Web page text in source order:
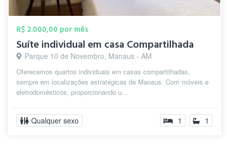
R$ 2.000,00 por mês
Suíte individual em casa Compartilhada
Parque 10 de Novembro, Manaus - AM
Oferecemos quartos individuais em casas compartilhadas,
sempre em localizações estratégicas de Manaus. Com móveis e
eletrodomésticos, proporcionando u...
Qualquer sexo 1 1